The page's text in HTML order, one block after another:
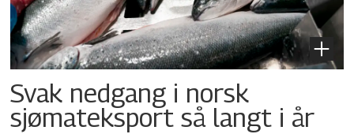
Svak nedgang i norsk
sjømateksport så langt i år